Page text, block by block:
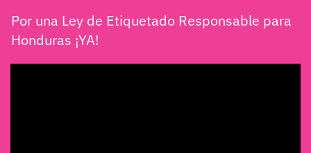
Por una Ley de Etiquetado Responsable para
Honduras ¡YA!